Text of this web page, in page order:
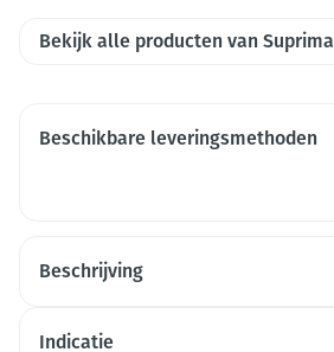
Bekijk alle producten van Suprima
Beschikbare leveringsmethoden
Beschrijving
Indicatie